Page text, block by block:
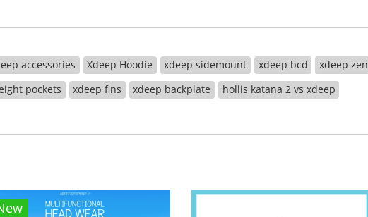
accessories Xdeep Hoodie xdeep sidemount xdeep bcd xdeep zen
pockets xdeep fins xdeep backplate hollis katana 2 vs xdeep